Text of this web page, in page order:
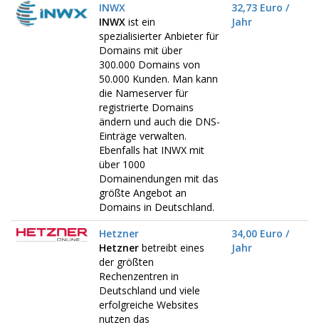
INWX
INWX ist ein
spezialisierter Anbieter für
Domains mit über
300.000 Domains von
50.000 Kunden. Man kann
die Nameserver für
registrierte Domains
ändern und auch die DNS-
Einträge verwalten.
Ebenfalls hat INWX mit
über 1000
Domainendungen mit das
größte Angebot an
Domains in Deutschland.
32,73 Euro /
Jahr
Hetzner
Hetzner betreibt eines
der größten
Rechenzentren in
Deutschland und viele
erfolgreiche Websites
nutzen das
34,00 Euro /
Jahr